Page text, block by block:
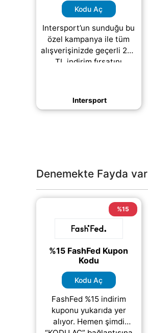
Kodu Aç
Intersport’un sunduğu bu
özel kampanya ile tüm
alışverişinizde geçerli 200
TL indirim fırsatını
üründe (daha&helliip;)
Intersport
Denemekte Fayda var
%15
%15 FashFed Kupon
Kodu
Kodu Aç
FashFed %15 indirim
kuponu yukarıda yer
alıyor. Hemen şimdi